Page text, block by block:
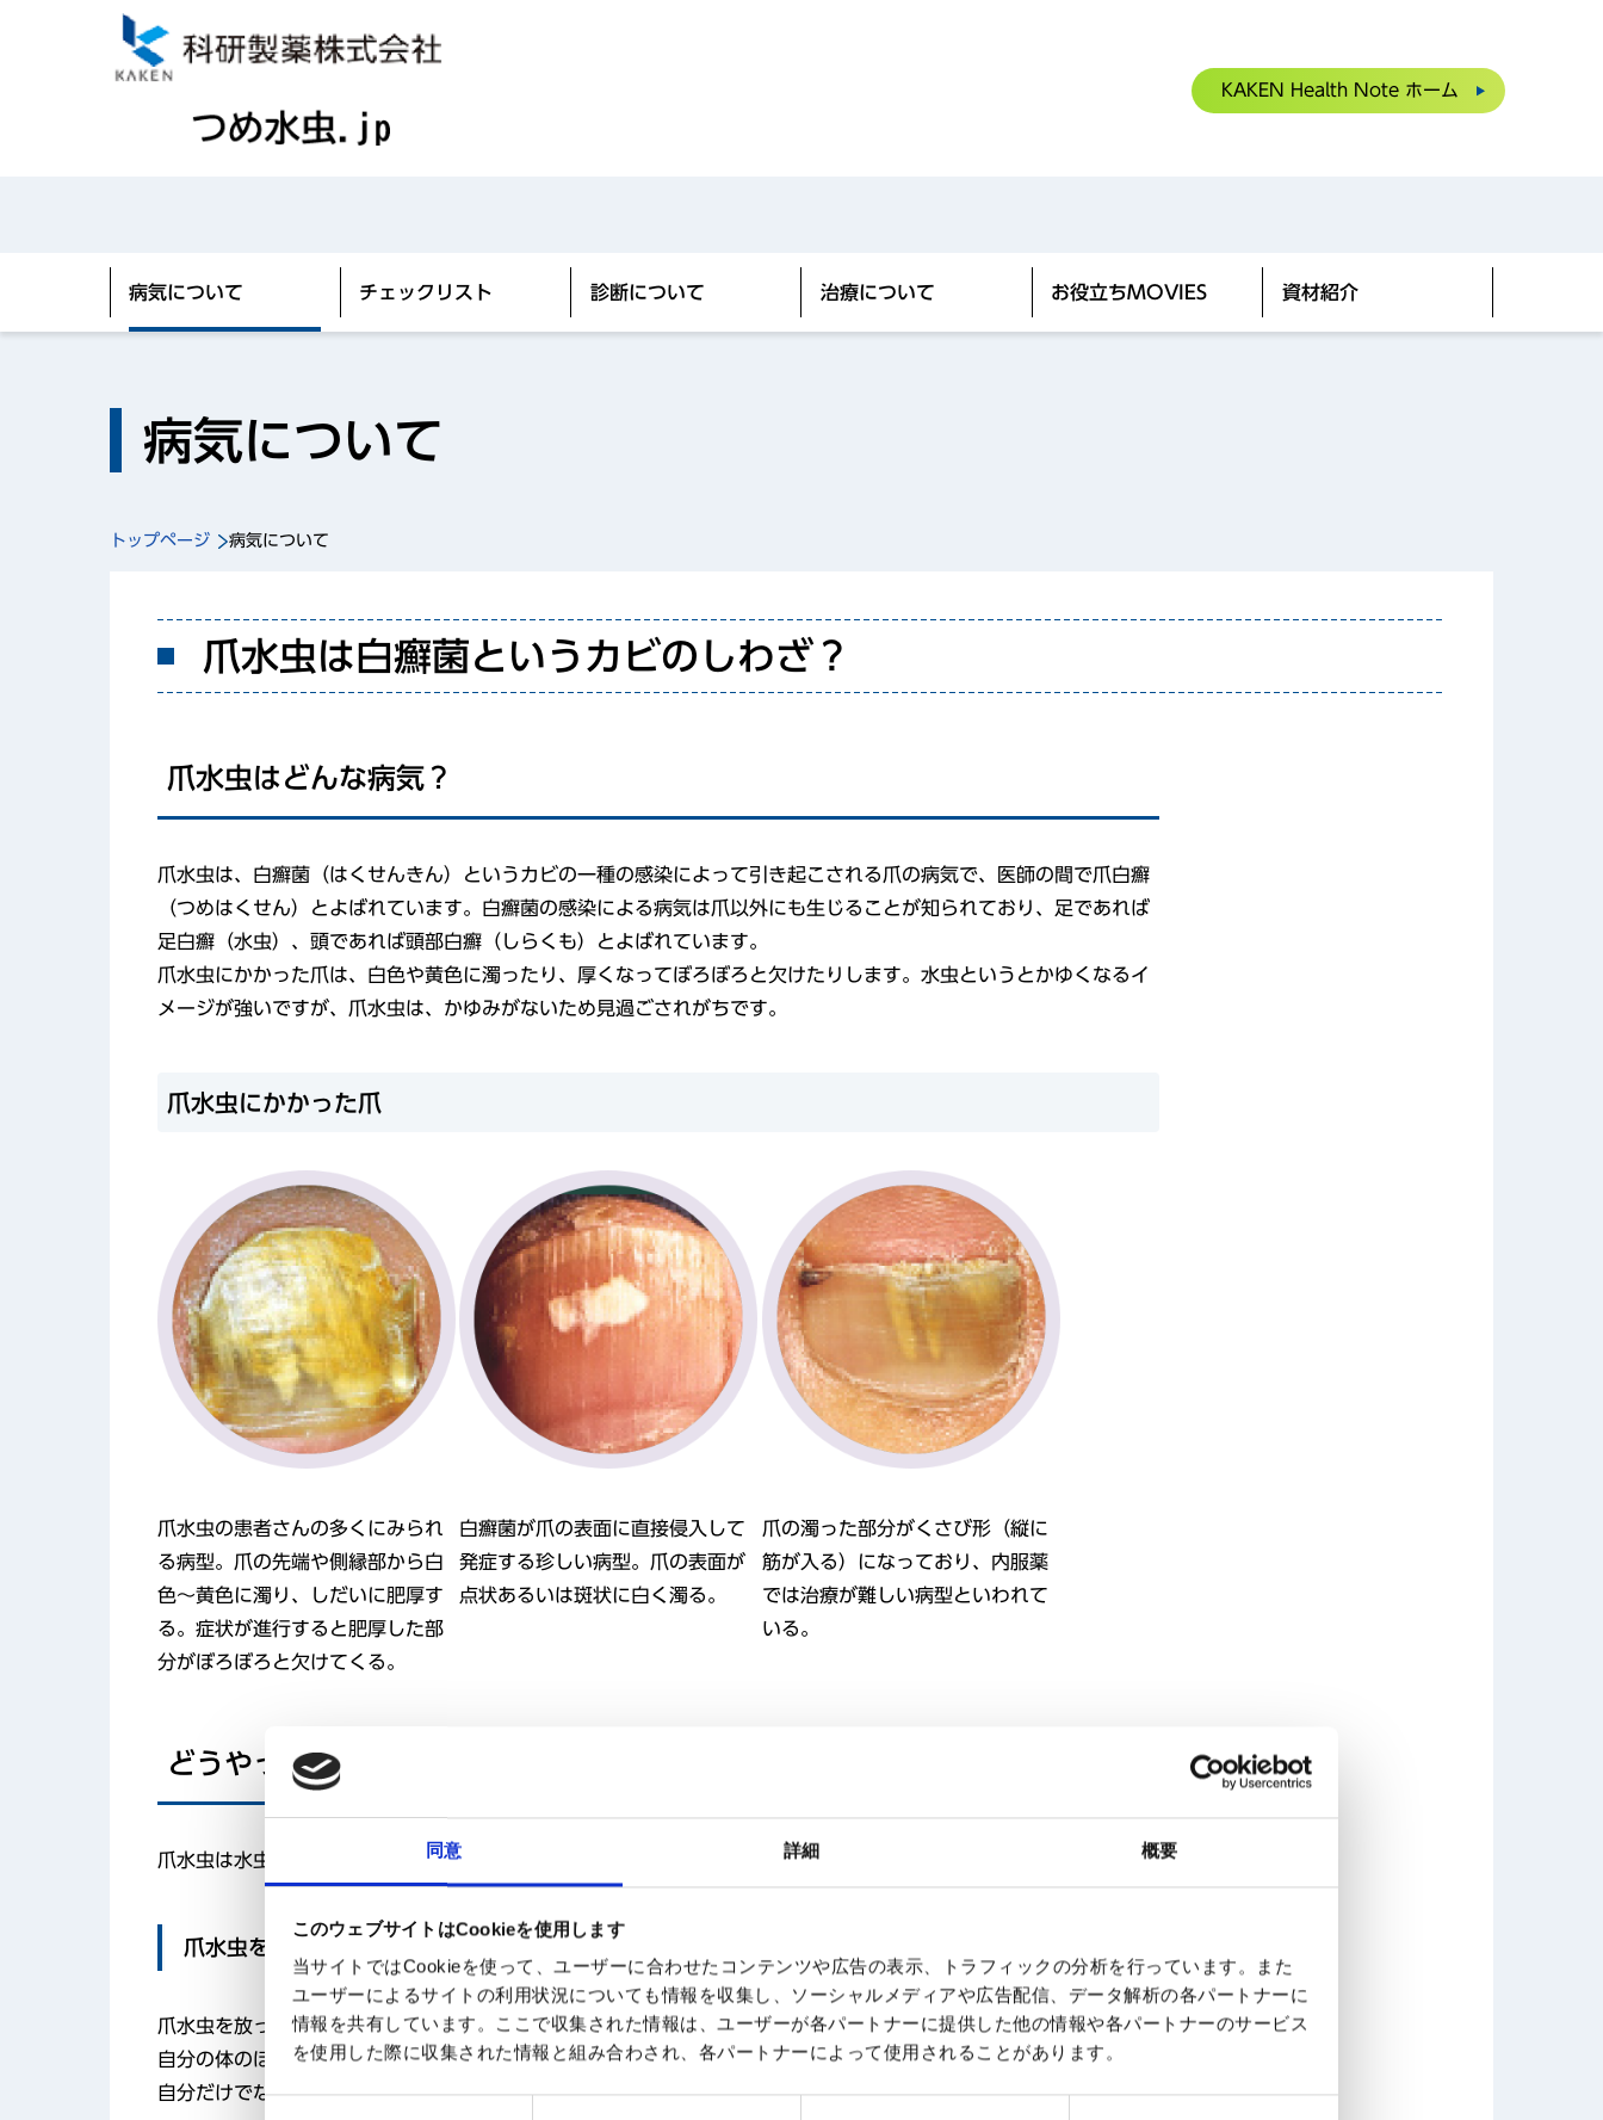
同意 詳細 概要
このウェブサイトはCookieを使用します
当サイトではCookieを使って、ユーザーに合わせたコンテンツや広告の表示、トラフィックの分析を行っています。また
ユーザーによるサイトの利用状況についても情報を収集し、ソーシャルメディアや広告配信、データ解析の各パートナーに
情報を共有しています。ここで収集された情報は、ユーザーが各パートナーに提供した他の情報や各パートナーのサービス
を使用した際に収集された情報と組み合わされ、各パートナーによって使用されることがあります。
同
KAKEN Health Note ホーム
病気について チェックリスト 診断について 治療について お役立ちMOVIES 資材紹介
病気について
トップページ 病気について
爪水虫は白癬菌というカビのしわざ？
爪水虫はどんな病気？
爪水虫は、白癬菌（はくせんきん）というカビの一種の感染によって引き起こされる爪の病気で、医師の間で爪白癬
（つめはくせん）とよばれています。白癬菌の感染による病気は爪以外にも生じることが知られており、足であれば
足白癬（水虫）、頭であれば頭部白癬（しらくも）とよばれています。
爪水虫にかかった爪は、白色や黄色に濁ったり、厚くなってぼろぼろと欠けたりします。水虫というとかゆくなるイ
メージが強いですが、爪水虫は、かゆみがないため見過ごされがちです。
爪水虫にかかった爪
爪水虫の患者さんの多くにみられ
る病型。爪の先端や側縁部から白
色～黄色に濁り、しだいに肥厚す
る。症状が進行すると肥厚した部
分がぼろぼろと欠けてくる。
白癬菌が爪の表面に直接侵入して
発症する珍しい病型。爪の表面が
点状あるいは斑状に白く濁る。
爪の濁った部分がくさび形（縦に
筋が入る）になっており、内服薬
では治療が難しい病型といわれて
いる。
どうやって爪水虫になるの？
爪水虫は水虫（足白癬）を長年放置することで、白癬菌が皮膚から爪に侵入して発症します。
爪水虫を放っておくとどうなるの？
爪水虫を放っておくと、だんだん爪が変形し厚くなり、痛くなったり靴下や靴が履きづらくなったりします。 また、
自分の体のほかの部位に感染したり、家族などまわりの人にうつす可能性があります。
自分だけでなく、家族も足や爪の水虫にかかっていないか確認し、家族全員で予防と治療をすることが大切です。